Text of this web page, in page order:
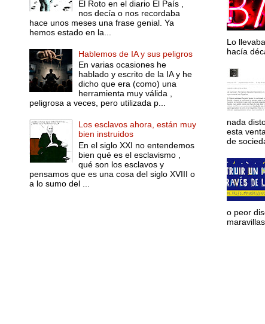
El Roto en el diario El País ,
nos decía o nos recordaba
hace unos meses una frase genial. Ya
hemos estado en la...
Hablemos de IA y sus peligros
En varias ocasiones he
hablado y escrito de la IA y he
dicho que era (como) una
herramienta muy válida ,
peligrosa a veces, pero utilizada p...
Los esclavos ahora, están muy
bien instruidos
En el siglo XXI no entendemos
bien qué es el esclavismo ,
qué son los esclavos y
pensamos que es una cosa del siglo XVIII o
a lo sumo del ...
Lo
hacía
nada
esta
de
o peor